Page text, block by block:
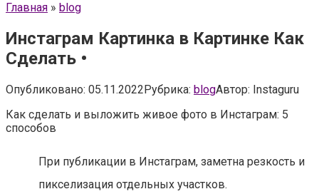
Главная » blog
Инстаграм Картинка в Картинке Как
Сделать •
Опубликовано: 05.11.2022Рубрика: blogАвтор: Instaguru
Как сделать и выложить живое фото в Инстаграм: 5
способов
При публикации в Инстаграм, заметна резкость и
пикселизация отдельных участков.